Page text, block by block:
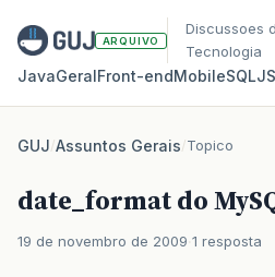
ARQUIVO
Discussoes
Tecnologia
JavaGeralFront‑endMobileSQLJS
GUJ/Assuntos Gerais/Topico
date_format do
19 de novembro de 2009 1 resposta